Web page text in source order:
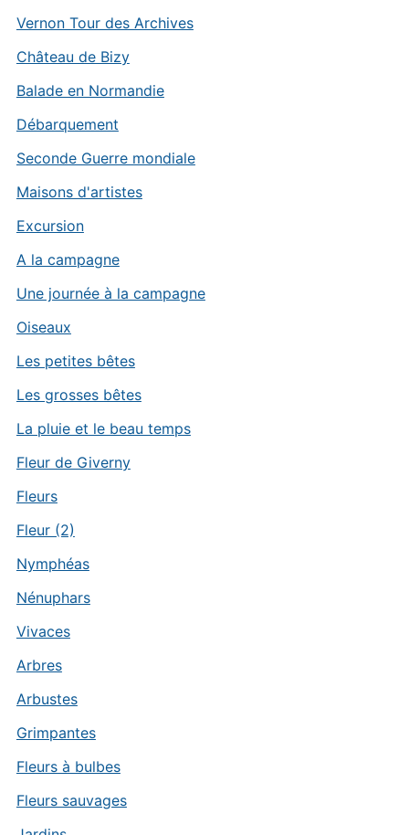
Vernon Tour des Archives
Château de Bizy
Balade en Normandie
Débarquement
Seconde Guerre mondiale
Maisons d'artistes
Excursion
A la campagne
Une journée à la campagne
Oiseaux
Les petites bêtes
Les grosses bêtes
La pluie et le beau temps
Fleur de Giverny
Fleurs
Fleur (2)
Nymphéas
Nénuphars
Vivaces
Arbres
Arbustes
Grimpantes
Fleurs à bulbes
Fleurs sauvages